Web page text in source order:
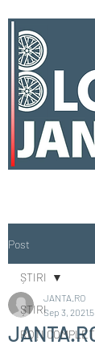
Post
ȘTIRI
ROȚI
ȘTIRI
JANTA.RO
Sep 3, 2021